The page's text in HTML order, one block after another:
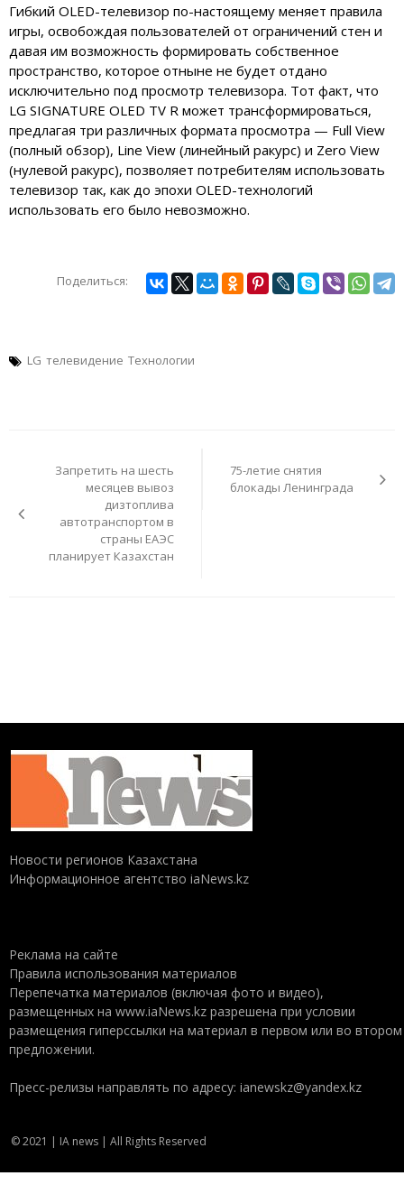
Гибкий OLED-телевизор по-настоящему меняет правила
игры, освобождая пользователей от ограничений стен и
давая им возможность формировать собственное
пространство, которое отныне не будет отдано
исключительно под просмотр телевизора. Тот факт, что
LG SIGNATURE OLED TV R может трансформироваться,
предлагая три различных формата просмотра — Full View
(полный обзор), Line View (линейный ракурс) и Zero View
(нулевой ракурс), позволяет потребителям использовать
телевизор так, как до эпохи OLED-технологий
использовать его было невозможно.
Поделиться:
LG телевидение Технологии
записямЗапретить на шесть
месяцев вывоз
дизтоплива
автотранспортом в
страны ЕАЭС
планирует Казахстан
75-летие снятия
блокады Ленинграда
Новости регионов Казахстана
Информационное агентство iaNews.kz
Реклама на сайте
Правила использования материалов
Перепечатка материалов (включая фото и видео),
размещенных на www.iaNews.kz разрешена при условии
размещения гиперссылки на материал в первом или во втором
предложении.
Пресс-релизы направлять по адресу: ianewskz@yandex.kz
© 2021 | IA news | All Rights Reserved